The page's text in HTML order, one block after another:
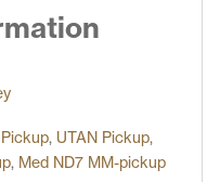
, UTAN Pickup,
, Med ND7 MM-pickup